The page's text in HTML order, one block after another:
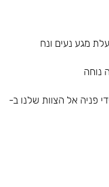
מגע נעים ונח
נוחה
פניה אל הצוות שלנו ב-